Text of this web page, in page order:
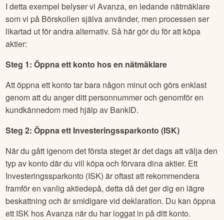
I detta exempel belyser vi Avanza, en ledande nätmäklare
som vi på Börskollen själva använder, men processen ser
likartad ut för andra alternativ. Så här gör du för att köpa
aktier:
Steg 1: Öppna ett konto hos en nätmäklare
Att öppna ett konto tar bara någon minut och görs enklast
genom att du anger ditt personnummer och genomför en
kundkännedom med hjälp av BankID.
Steg 2: Öppna ett Investeringssparkonto (ISK)
När du gått igenom det första steget är det dags att välja den
typ av konto där du vill köpa och förvara dina aktier. Ett
Investeringssparkonto (ISK) är oftast att rekommendera
framför en vanlig aktiedepå, detta då det ger dig en lägre
beskattning och är smidigare vid deklaration. Du kan öppna
ett ISK hos Avanza när du har loggat in på ditt konto.